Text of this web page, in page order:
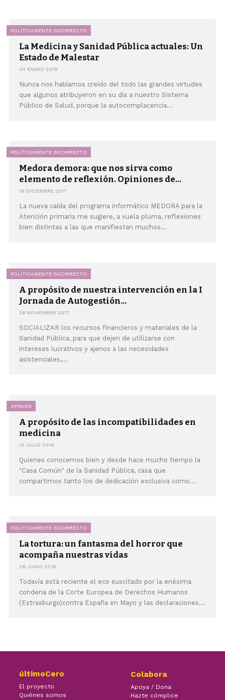
POLÍTICAMENTE INCORRECTO
La Medicina y Sanidad Pública actuales: Un
Estado de Malestar
04 ENERO 2018
Nunca nos habíamos creído del todo las grandes virtudes
que algunos atribuyeron en su día a nuestro Sistema
Público de Salud, porque la autocomplacencia...
POLÍTICAMENTE INCORRECTO
Medora demora: que nos sirva como
elemento de reflexión. Opiniones de...
16 DICIEMBRE 2017
La nueva caída del programa informático MEDORA para la
Atención primaria me sugiere, a vuela pluma, reflexiones
bien distintas a las que manifiestan muchos...
POLÍTICAMENTE INCORRECTO
A propósito de nuestra intervención en la I
Jornada de Autogestión...
26 NOVIEMBRE 2017
SOCIALIZAR los recursos financieros y materiales de la
Sanidad Pública, para que dejen de utilizarse con
intereses lucrativos y ajenos a las necesidades
asistenciales,...
OPINIÓN
A propósito de las incompatibilidades en
medicina
13 JULIO 2016
Quienes conocemos bien y desde hace mucho tiempo la
"Casa Común" de la Sanidad Pública, casa que
compartimos tanto los de dedicación exclusiva como...
POLÍTICAMENTE INCORRECTO
La tortura: un fantasma del horror que
acompaña nuestras vidas
28 JUNIO 2016
Todavía está reciente el eco suscitado por la enésima
condena de la Corte Europea de Derechos Humanos
(Estrasburgo)contra España en Mayo y las declaraciones...
últimoCero
El proyecto
Quiénes somos
Colabora
Apoya / Dona
Hazte cómplice